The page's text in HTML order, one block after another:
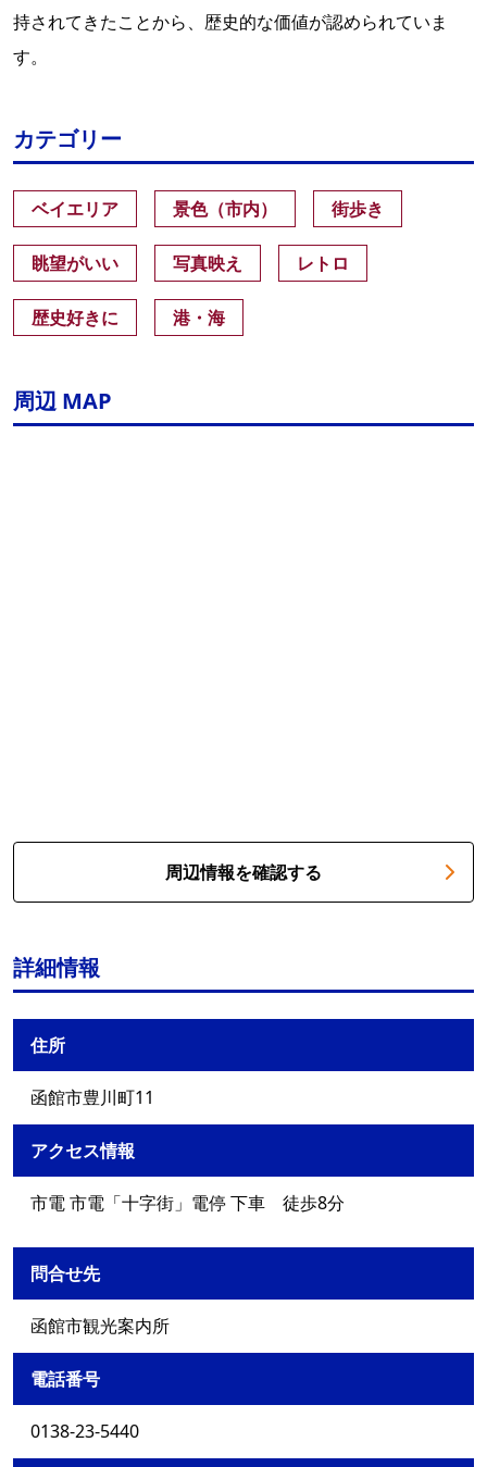
持されてきたことから、歴史的な価値が認められていま
す。
カテゴリー
ベイエリア 景色（市内） 街歩き
眺望がいい 写真映え レトロ
歴史好きに 港・海
周辺 MAP
周辺情報を確認する
詳細情報
住所
函館市豊川町11
アクセス情報
市電 市電「十字街」電停 下車 徒歩8分
問合せ先
函館市観光案内所
電話番号
0138-23-5440